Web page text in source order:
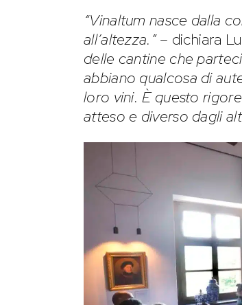
“Vinaltum nasce dalla
all’altezza.”– dichiara
delle cantine che
abbiano qualcosa di
loro vini. È questo
atteso e diverso dagli